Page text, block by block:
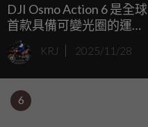
DJI Osmo Action 6 是全球
首款具備可變光圈的運動
相機，支援 f/2.0–f/4.0，
搭載方形大尺寸感光元
KRJ 2025/11/28
6